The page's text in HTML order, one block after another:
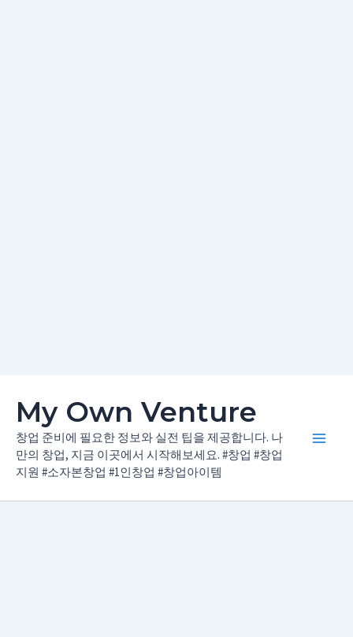
My Own Venture
창업 준비에 필요한 정보와 실전 팁을 제공합니다. 나
만의 창업, 지금 이곳에서 시작해보세요. #창업 #창업
지원 #소자본창업 #1인창업 #창업아이템